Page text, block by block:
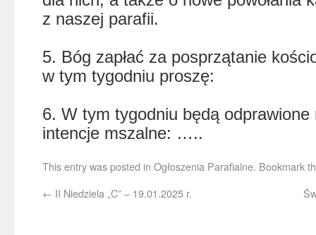
z naszej parafii.
5. Bóg zapłać za posprzątanie
w tym tygodniu proszę:
6. W tym tygodniu będą odprawione
intencje mszalne: …..
This entry was posted in Ogłoszenia Parafialne. Bookmark
← II Niedziela „C” – 19.01.2025 r.